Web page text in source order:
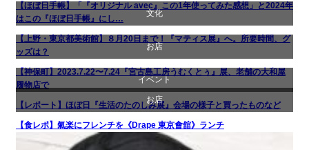
書評・読書の引き出し
生活
【ほぼ日手帳】「『オリジナル avec』この1年使ってみた感想」と2024年
はこの『ほぼ日手帳』にし…
文化
美術展・美術館・博物館巡り
【上野・東京都美術館】８月20日まで！『マティス展』へ。所要時間、グ
ッズは？
お店
商品紹介
文化
【神保町】2023.7.22〜7.24『宮古島工房うむくとぅ』展、老舗の大和屋
履物店で
イベント
お店
【レポート】ほぼ日『生活のたのしみ展』会場の様子と買ったものなど
お店
食べ物
【食レポ】氣楽にフレンチを《Drape 東京會舘》ランチ